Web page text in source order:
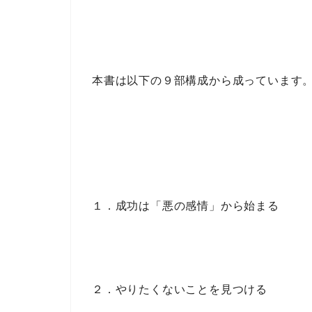
本書は以下の ９部構成から成っています
１．成功は「悪の感情」から始まる
２．やりたくないことを見つける